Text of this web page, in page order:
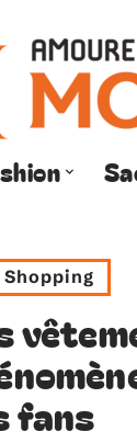
Shopping
fans